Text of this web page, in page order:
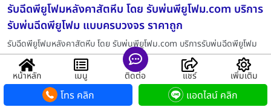
รับฉีดพียูโฟมหลังคาสัตหีบ โดย รับพ่นพียูโฟม.com บริการ
รับพ่นฉีดพียูโฟม แบบครบวงจร ราคาถูก
รับฉีดพียูโฟมหลังคาสัตหีบ โดย รับพ่นพียูโฟม.com บริการรับพ่นฉีดพียูโฟม
พ่นโฟมกี่บาทน้ำพอง พ่นโฟม ราคา พ่นโฟมหลังคา ราคา
ราคาพ่นโฟม ต่อตารางเมตร พ่นโฟม คุ้มไหม พ่นโฟมกี่บาท
ฉีดโฟมหลังคา ราคา รับพ่นพียูโฟม.com
หน้าหลัก เมนู ติดต่อ แชร์ เพิ่มเติม
โทร คลิก แอดไลน์ คลิก